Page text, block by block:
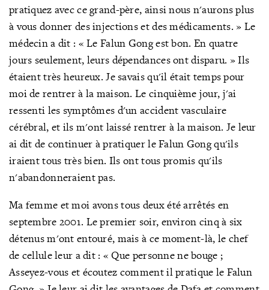
pratiquez avec ce grand-père, ainsi nous n'aurons plus
à vous donner des injections et des médicaments. » Le
médecin a dit : « Le Falun Gong est bon. En quatre
jours seulement, leurs dépendances ontdisparu. » Ils
étaient très heureux. Je savais qu'il était temps pour
moi de rentrer à la maison. Le cinquième jour, j'ai
ressenti les symptômes d'un accident vasculaire
cérébral, et ils m'ont laissé rentrer à la maison. Je leur
ai dit de continuer à pratiquer le Falun Gong qu'ils
iraient tous très bien. Ils ont tous promis qu'ils
n'abandonneraient pas.
Ma femme et moi avons tous deux été arrêtés en
septembre 2001. Le premier soir, environ cinq à six
détenus m'ont entouré, mais à ce moment-là, le chef
de cellule leur a dit : « Que personne ne bouge ;
Asseyez-vous et écoutez comment il pratique le Falun